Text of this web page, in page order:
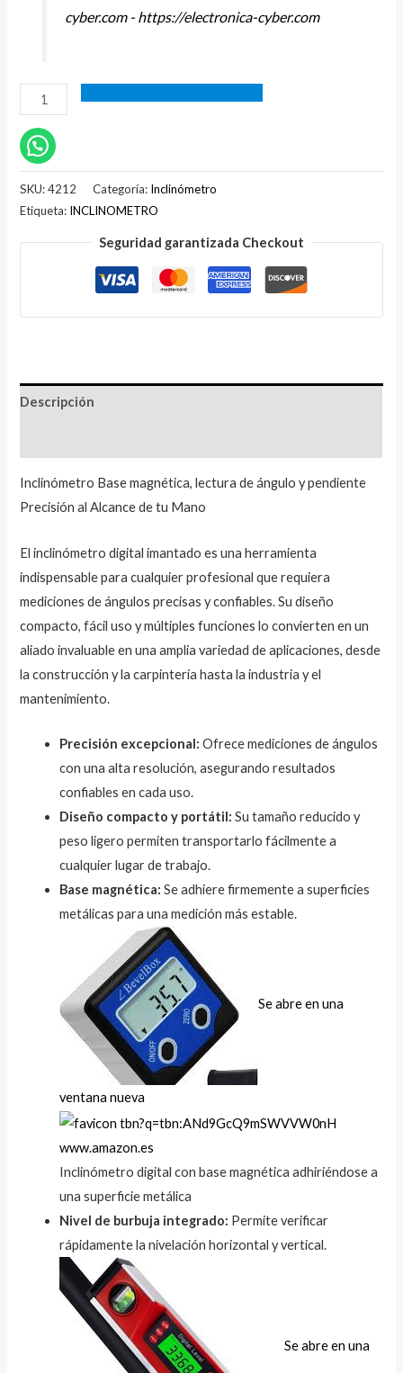
cyber.com - https://electronica-cyber.com
SKU:4212 Categoría: Inclinómetro
Etiqueta: INCLINOMETRO
Seguridad garantizada Checkout
Descripción
Inclinómetro Base magnética, lectura de ángulo y pendiente
Precisión al Alcance de tu Mano
El inclinómetro digital imantado es una herramienta
indispensable para cualquier profesional que requiera
mediciones de ángulos precisas y confiables. Su diseño
compacto, fácil uso y múltiples funciones lo convierten en un
aliado invaluable en una amplia variedad de aplicaciones, desde
la construcción y la carpintería hasta la industria y el
mantenimiento.
Precisión excepcional: Ofrece mediciones de ángulos
con una alta resolución, asegurando resultados
confiables en cada uso.
Diseño compacto y portátil: Su tamaño reducido y
peso ligero permiten transportarlo fácilmente a
cualquier lugar de trabajo.
Base magnética: Se adhiere firmemente a superficies
metálicas para una medición más estable.
Se abre en una
ventana nueva
www.amazon.es
Inclinómetro digital con base magnética adhiriéndose a
una superficie metálica
Nivel de burbuja integrado: Permite verificar
rápidamente la nivelación horizontal y vertical.
Se abre en una